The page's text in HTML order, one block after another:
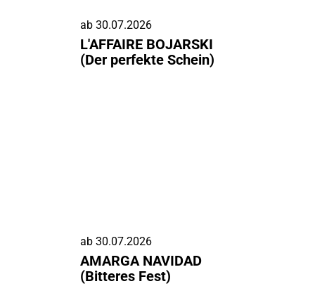
ab 30.07.2026
L'AFFAIRE BOJARSKI
(Der perfekte Schein)
ab 30.07.2026
AMARGA NAVIDAD
(Bitteres Fest)